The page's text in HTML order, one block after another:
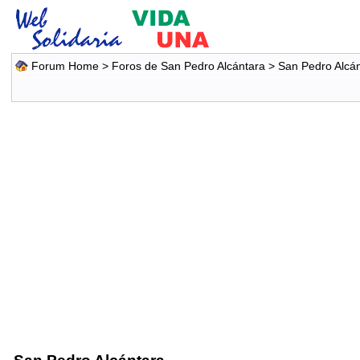
Forum Home> Foros de San Pedro Alcántara > San Pedro